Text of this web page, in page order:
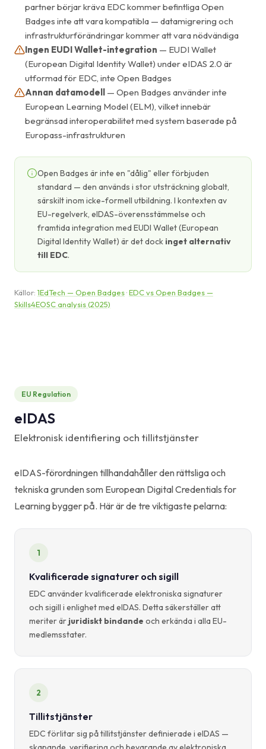
partner börjar kräva EDC kommer befintliga Open
Badges inte att vara kompatibla — datamigrering och
infrastrukturförändringar kommer att vara nödvändiga
Ingen EUDI Wallet-integration — EUDI Wallet
(European Digital Identity Wallet) under eIDAS 2.0 är
utformad för EDC, inte Open Badges
Annan datamodell — Open Badges använder inte
European Learning Model (ELM), vilket innebär
begränsad interoperabilitet med system baserade på
Europass-infrastrukturen
Open Badges är inte en "dålig" eller förbjuden
standard — den används i stor utsträckning globalt,
särskilt inom icke-formell utbildning. I kontexten av
EU-regelverk, eIDAS-överensstämmelse och
framtida integration med EUDI Wallet (European
Digital Identity Wallet) är det dock inget alternativ
till EDC.
Källor: 1EdTech — Open Badges·EDC vs Open Badges —
Skills4EOSC analysis (2025)
EU Regulation
eIDAS
Elektronisk identifiering och tillitstjänster
eIDAS-förordningen tillhandahåller den rättsliga och
tekniska grunden som European Digital Credentials for
Learning bygger på. Här är de tre viktigaste pelarna:
1
Kvalificerade signaturer och sigill
EDC använder kvalificerade elektroniska signaturer
och sigill i enlighet med eIDAS. Detta säkerställer att
meriter är juridiskt bindande och erkända i alla EU-
medlemsstater.
2
Tillitstjänster
EDC förlitar sig på tillitstjänster definierade i eIDAS —